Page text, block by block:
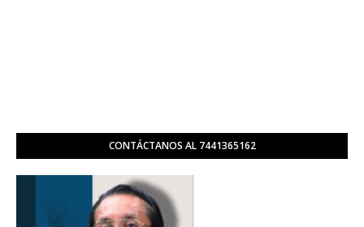
CONTÁCTANOS AL 7441365162